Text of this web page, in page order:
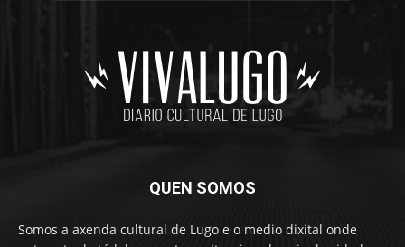
QUEN SOMOS
Somos a axenda cultural de Lugo e o medio dixital onde